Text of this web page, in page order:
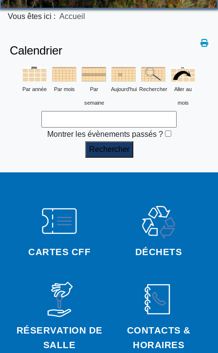
Vous êtes ici : Accueil
CARTES CFF DÉCHETS
RÉSERVATION DE
SALLE
CONTACTS &
HORAIRES
Calendrier
Par année Par mois Par
semaine
Aujourd'hui Rechercher Aller au
mois
Montrer les évènements passés ?